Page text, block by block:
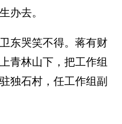
办去。
哭笑不得。蒋有财
青林山下，把工作组
独石村，任工作组副